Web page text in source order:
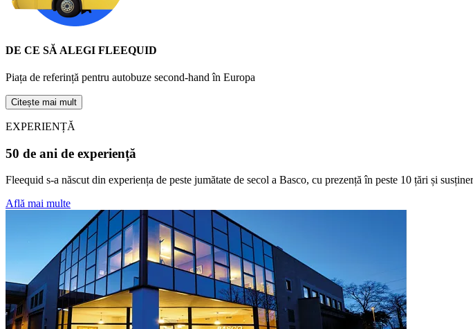
DE CE SĂ ALEGI FLEEQUID
Piața de referință pentru autobuze second-hand în Europa
Citește mai mult
EXPERIENȚĂ
50 de ani de experiență
Fleequid s-a născut din experiența de peste jumătate de secol a Basco, cu prezență în peste 10 țări și
Află mai multe